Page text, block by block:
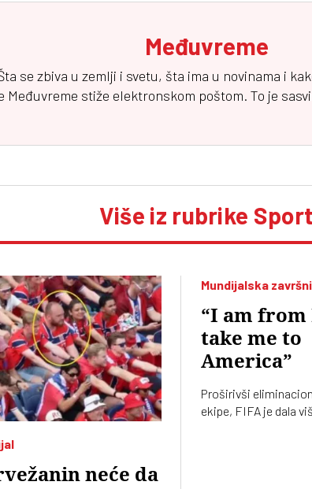
Međuvreme
se zbiva u zemlji i svetu, šta ima u novinama i
Međuvreme stiže elektronskom poštom. To je
Više iz rubrike Sport
neće da
Mundijalska
“I am from
take me to
America”
Proširivši
ekipe, FIFA je dala